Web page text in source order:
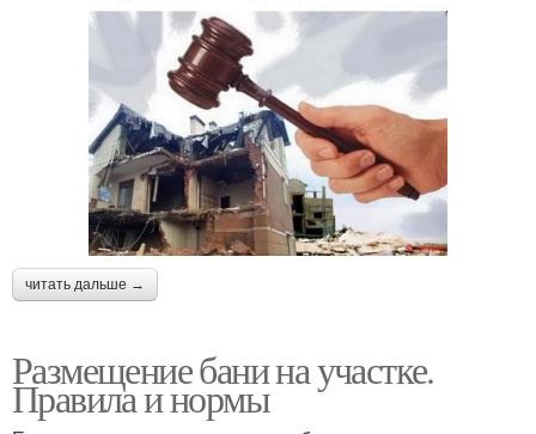
читать дальше →
Размещение бани на участке.
Правила и нормы